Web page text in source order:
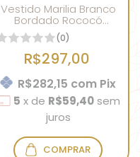
Vestido Marilia Branco
Bordado Rococó
Colorido
(0)
R$297,00
R$282,15 com Pix
5 x de R$59,40 sem
juros
COMPRAR